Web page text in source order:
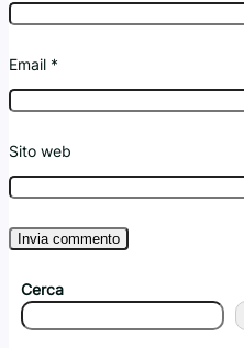
Email *
Sito web
Cerca